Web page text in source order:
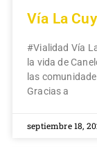
Vía La
#Vialidad Vía
la vida de
las
Gracias a
septiembre 18,